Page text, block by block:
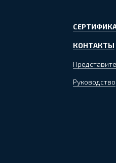
КОНТАКТЫ
Руководство